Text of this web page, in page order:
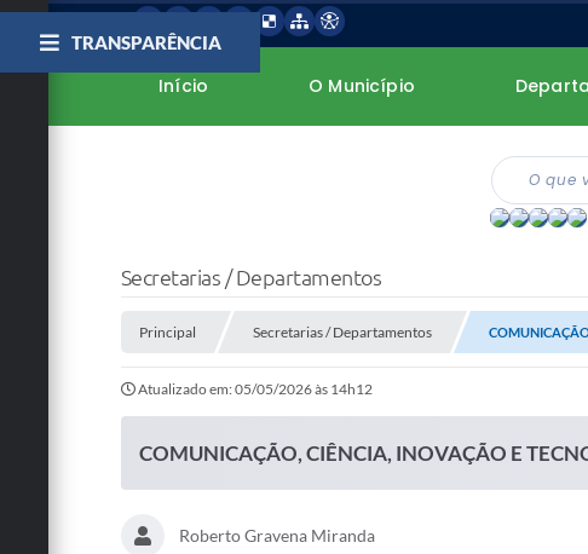
Início O Município
TRANSPARÊNCIA
Secretarias / Departamentos
Principal Secretarias / Departamentos
Atualizado em: 05/05/2026 às 14h12
COMUNICAÇÃO, CIÊNCIA, INOVAÇÃO E
Roberto Gravena Miranda